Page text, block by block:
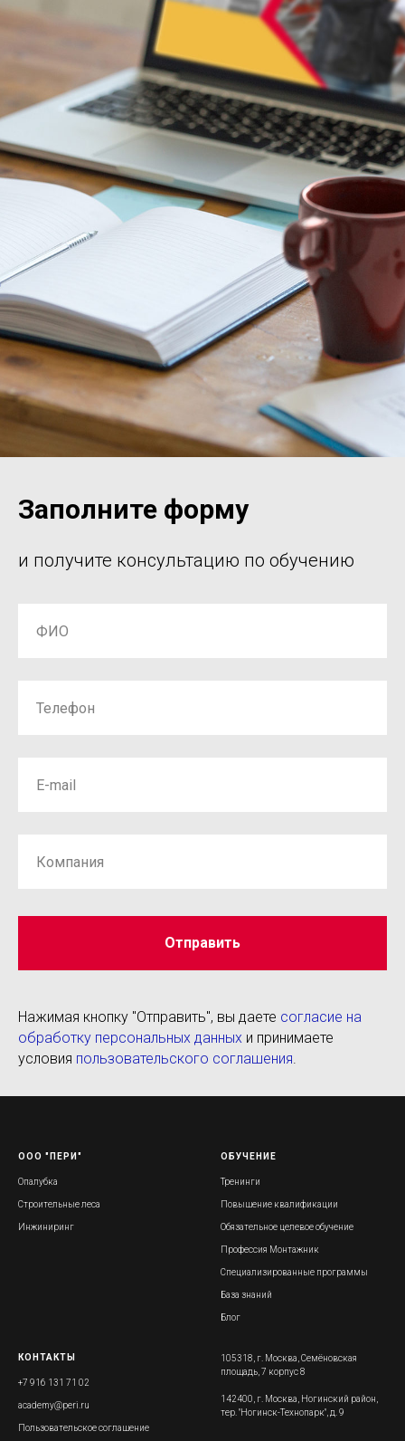
Заполните форму
и получите консультацию по обучению
Отправить
Нажимая кнопку "Отправить", вы даете согласие на
обработку персональных данных и принимаете
условия пользовательского соглашения.
ООО "ПЕРИ"
Опалубка
Строительные леса
Инжиниринг
ОБУЧЕНИЕ
Тренинги
Повышение квалификации
Обязательное целевое обучение
Профессия Монтажник
Специализированные программы
База знаний
Блог
КОНТАКТЫ
+7 916 131 71 02
academy@peri.ru
Пользовательское соглашение
105318, г. Москва, Семёновская
площадь, 7 корпус 8
142400, г. Москва, Ногинский район,
тер. "Ногинск-Технопарк", д. 9